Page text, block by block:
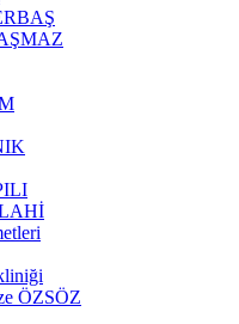
ÖZSÖZ